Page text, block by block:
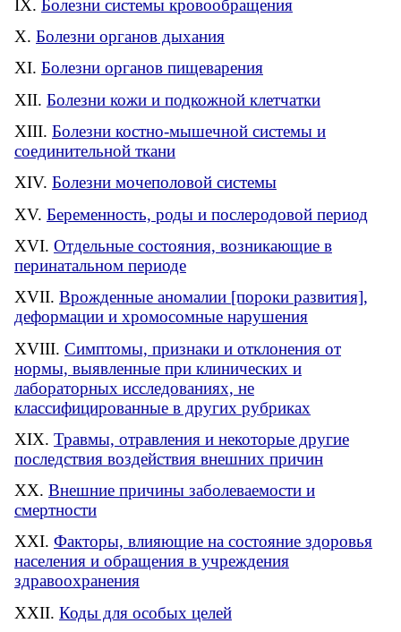
Болезни системы кровообращения
Болезни органов дыхания
Болезни органов пищеварения
Болезни кожи и подкожной клетчатки
Болезни костно-мышечной системы и
соединительной ткани
Болезни мочеполовой системы
Беременность, роды и послеродовой период
Отдельные состояния, возникающие в
перинатальном периоде
Врожденные аномалии [пороки развития],
деформации и хромосомные нарушения
Симптомы, признаки и отклонения от
нормы, выявленные при клинических и
лабораторных исследованиях, не
классифицированные в других рубриках
Травмы, отравления и некоторые другие
последствия воздействия внешних причин
Внешние причины заболеваемости и
смертности
Факторы, влияющие на состояние здоровья
населения и обращения в учреждения
здравоохранения
Коды для особых целей